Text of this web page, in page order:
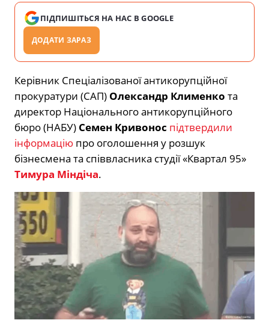
ПІДПИШІТЬСЯ НА НАС В GOOGLE
ДОДАТИ ЗАРАЗ
Керівник Спеціалізованої антикорупційної
прокуратури (САП) Олександр Клименко та
директор Національного антикорупційного
бюро (НАБУ) Семен Кривонос підтвердили
інформацію про оголошення у розшук
бізнесмена та співвласника студії «Квартал 95»
Тимура Міндіча.